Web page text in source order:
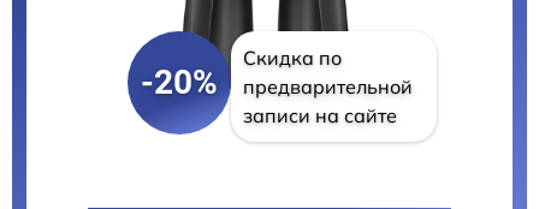
-20%
Скидка по
предварительной
записи на сайте